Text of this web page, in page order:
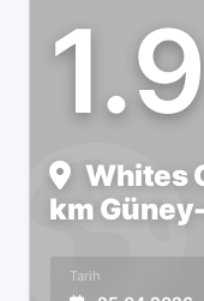
Whites
km
Tarih